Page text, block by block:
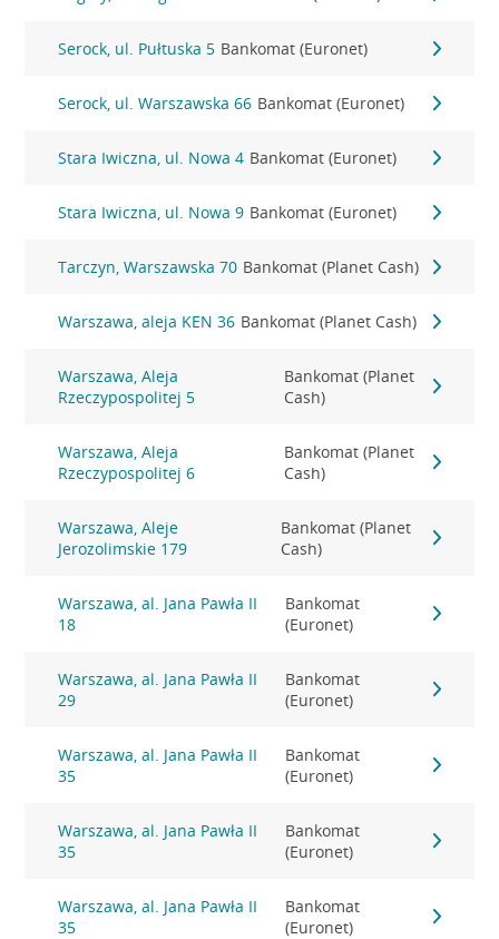
Serock, ul. Pułtuska 5 Bankomat (Euronet)
Serock, ul. Warszawska 66 Bankomat (Euronet)
Stara Iwiczna, ul. Nowa 4 Bankomat (Euronet)
Stara Iwiczna, ul. Nowa 9 Bankomat (Euronet)
Tarczyn, Warszawska 70 Bankomat (Planet Cash)
Warszawa, aleja KEN 36 Bankomat (Planet Cash)
Warszawa, Aleja
Rzeczypospolitej 5
Bankomat (Planet
Cash)
Warszawa, Aleja
Rzeczypospolitej 6
Bankomat (Planet
Cash)
Warszawa, Aleje
Jerozolimskie 179
Bankomat (Planet
Cash)
Warszawa, al. Jana Pawła II
18
Bankomat
(Euronet)
Warszawa, al. Jana Pawła II
29
Bankomat
(Euronet)
Warszawa, al. Jana Pawła II
35
Bankomat
(Euronet)
Warszawa, al. Jana Pawła II
35
Bankomat
(Euronet)
Warszawa, al. Jana Pawła II
35
Bankomat
(Euronet)